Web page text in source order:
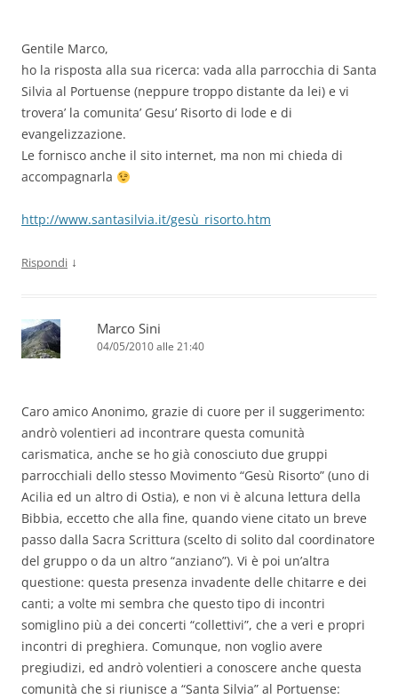
Gentile Marco,
ho la risposta alla sua ricerca: vada alla parrocchia di Santa
Silvia al Portuense (neppure troppo distante da lei) e vi
trovera’ la comunita’ Gesu’ Risorto di lode e di
evangelizzazione.
Le fornisco anche il sito internet, ma non mi chieda di
accompagnarla
http://www.santasilvia.it/gesù_risorto.htm
Rispondi ↓
Marco Sini
04/05/2010 alle 21:40
Caro amico Anonimo, grazie di cuore per il suggerimento:
andrò volentieri ad incontrare questa comunità
carismatica, anche se ho già conosciuto due gruppi
parrocchiali dello stesso Movimento “Gesù Risorto” (uno di
Acilia ed un altro di Ostia), e non vi è alcuna lettura della
Bibbia, eccetto che alla fine, quando viene citato un breve
passo dalla Sacra Scrittura (scelto di solito dal coordinatore
del gruppo o da un altro “anziano”). Vi è poi un’altra
questione: questa presenza invadente delle chitarre e dei
canti; a volte mi sembra che questo tipo di incontri
somiglino più a dei concerti “collettivi”, che a veri e propri
incontri di preghiera. Comunque, non voglio avere
pregiudizi, ed andrò volentieri a conoscere anche questa
comunità che si riunisce a “Santa Silvia” al Portuense: